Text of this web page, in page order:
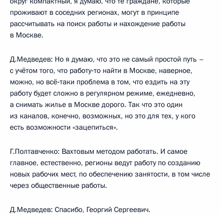
проживают в соседних регионах, могут в принципе
рассчитывать на поиск работы и нахождение работы
в Москве.
Д.Медведев: Но я думаю, что это не самый простой путь –
с учётом того, что работу‑то найти в Москве, наверное,
можно, но всё‑таки проблема в том, что ездить на эту
работу будет сложно в регулярном режиме, ежедневно,
а снимать жилье в Москве дорого. Так что это один
из каналов, конечно, возможных, но это для тех, у кого
есть возможности «зацепиться».
Г.Полтавченко: Вахтовым методом работать. И самое
главное, естественно, регионы ведут работу по созданию
новых рабочих мест, по обеспечению занятости, в том числе
через общественные работы.
Д.Медведев: Спасибо, Георгий Сергеевич.